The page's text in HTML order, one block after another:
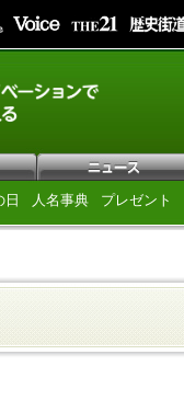
日 人名事典 プレゼント